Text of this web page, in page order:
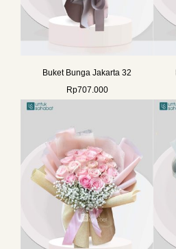
Buket Bunga Jakarta 32
Rp707.000